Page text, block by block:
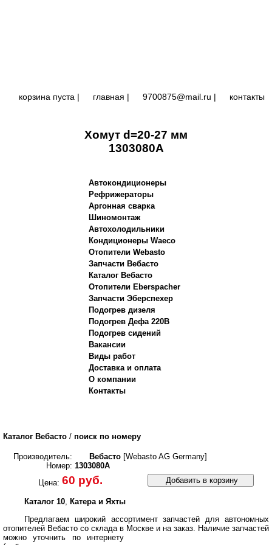
корзина пуста | главная | 9700875@mail.ru | контакты
Хомут d=20-27 мм
1303080A
Автокондиционеры
Рефрижераторы
Аргонная сварка
Шиномонтаж
Автохолодильники
Кондиционеры Waeco
Отопители Webasto
Запчасти Вебасто
Каталог Вебасто
Отопители Eberspacher
Запчасти Эберспехер
Подогрев дизеля
Подогрев Дефа 220В
Подогрев сидений
Вакансии
Виды работ
Доставка и оплата
О компании
Контакты
Каталог Вебасто / поиск по номеру
Производитель:
Номер:
Вебасто [Webasto AG Germany]
1303080A
Цена: 60 руб. Добавить в корзину
Каталог 10, Катера и Яхты
Предлагаем широкий ассортимент запчастей для автономных
отопителей Вебасто со склада в Москве и на заказ. Наличие запчастей
можно уточнить по интернету